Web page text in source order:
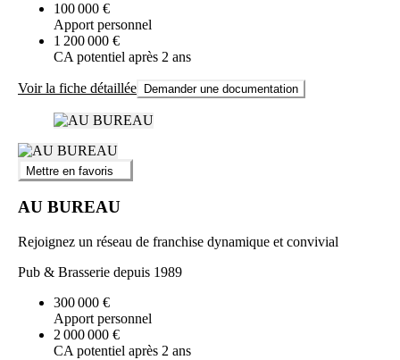
100 000 €
Apport personnel
1 200 000 €
CA potentiel après 2 ans
Voir la fiche détaillée Demander une documentation
Mettre en favoris
AU BUREAU
Rejoignez un réseau de franchise dynamique et convivial
Pub & Brasserie depuis 1989
300 000 €
Apport personnel
2 000 000 €
CA potentiel après 2 ans